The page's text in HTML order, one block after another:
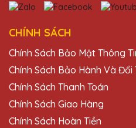
Thiết kế kỷ niệm
lòng với sản phẩm.
Đặng Thị Lan
25/11/2025
Dịch vụ khách
QTG rất nhiệt tình
CHÍNH SÁCH
Chính Sách Bảo Mật Thông
Chính Sách Bảo Hành Và Đổi
Chính Sách Thanh Toán
Chính Sách Giao Hàng
Chính Sách Hoàn Tiền